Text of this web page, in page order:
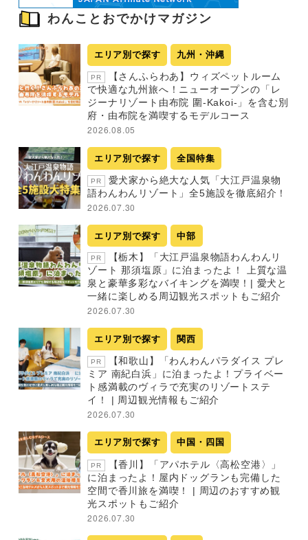
わんことおでかけマガジン
エリア別で探す 九州・沖縄
PR
【さんふらわあ】ウィズペットルーム
で快適な九州旅へ！ニューオープンの「レ
ジーナリゾート由布院 圍-Kakoi-」を含む別
府・由布院を満喫するモデルコース
2026.08.05
エリア別で探す 全国特集
PR
愛犬家から絶大な人気「大江戸温泉物
語わんわんリゾート」全5施設を徹底紹介！
2026.07.30
エリア別で探す 中部
PR
【栃木】「大江戸温泉物語わんわんリ
ゾート 那須塩原」に泊まったよ！ 上質な温
泉と豪華多彩なバイキングを満喫！| 愛犬と
一緒に楽しめる周辺観光スポットもご紹介
2026.07.30
エリア別で探す 関西
PR
【和歌山】「わんわんパラダイス プレ
ミア 南紀白浜」に泊まったよ！プライベー
ト感満載のヴィラで充実のリゾートステ
イ！ | 周辺観光情報もご紹介
2026.07.30
エリア別で探す 中国・四国
PR
【香川】「アパホテル〈高松空港〉」
に泊まったよ！屋内ドッグランも完備した
空間で香川旅を満喫！ | 周辺のおすすめ観
光スポットもご紹介
2026.07.30